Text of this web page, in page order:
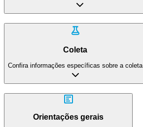
Coleta
Confira informações específicas sobre a coleta
Orientações gerais